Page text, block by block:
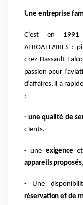
Une entreprise
C’est en 1991
AEROAFFAIRES
chez Dassault
passion pour
d’affaires, il a
:
- une qualité de
clients.
- une exigence
appareils proposés
- Une
réservation et de